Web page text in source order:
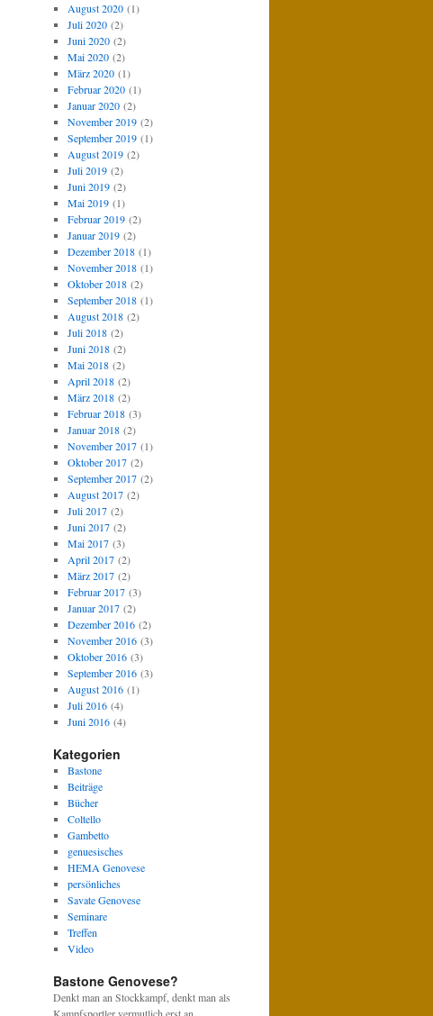
August 2020(1)
Juli 2020(2)
Juni 2020(2)
Mai 2020(2)
März 2020(1)
Februar 2020(1)
Januar 2020(2)
November 2019(2)
September 2019(1)
August 2019(2)
Juli 2019(2)
Juni 2019(2)
Mai 2019(1)
Februar 2019(2)
Januar 2019(2)
Dezember 2018(1)
November 2018(1)
Oktober 2018(2)
September 2018(1)
August 2018(2)
Juli 2018(2)
Juni 2018(2)
Mai 2018(2)
April 2018(2)
März 2018(2)
Februar 2018(3)
Januar 2018(2)
November 2017(1)
Oktober 2017(2)
September 2017(2)
August 2017(2)
Juli 2017(2)
Juni 2017(2)
Mai 2017(3)
April 2017(2)
März 2017(2)
Februar 2017(3)
Januar 2017(2)
Dezember 2016(2)
November 2016(3)
Oktober 2016(3)
September 2016(3)
August 2016(1)
Juli 2016(4)
Juni 2016(4)
Kategorien
Bastone
Beiträge
Bücher
Coltello
Gambetto
genuesisches
HEMA Genovese
persönliches
Savate Genovese
Seminare
Treffen
Video
Bastone Genovese?
Denkt man an Stockkampf, denkt man als